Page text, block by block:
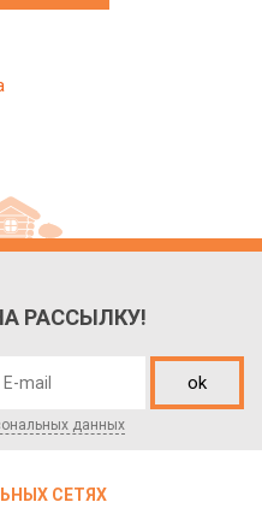
РАССЫЛКУ!
ok
данных
СЕТЯХ